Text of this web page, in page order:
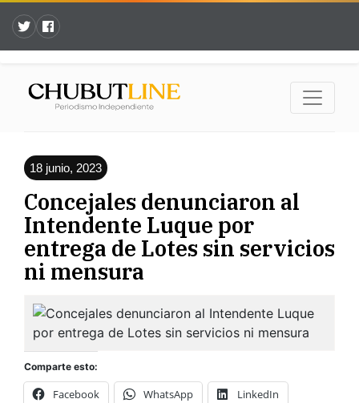
18 junio, 2023
Concejales denunciaron al
Intendente Luque por
entrega de Lotes sin servicios
ni mensura
Comparte esto:
Facebook WhatsApp LinkedIn